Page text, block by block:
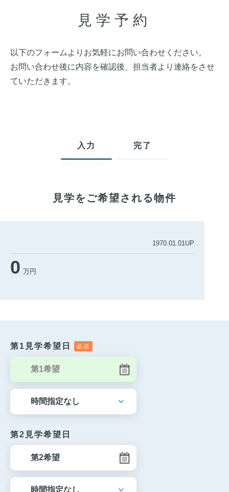
見学予約
以下のフォームよりお気軽にお問い合わせください。
お問い合わせ後に内容を確認後、担当者より連絡をさせ
ていただきます。
入力 完了
見学をご希望される物件
1970.01.01UP
0 万円
第1見学希望日
第2見学希望日